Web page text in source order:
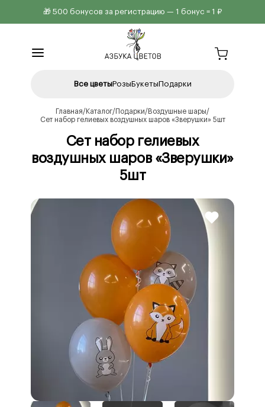
🎁 500 бонусов за регистрацию — 1 бонус = 1 ₽
Все цветыРозыБукетыПодарки
Главная Каталог Подарки
Воздушные шары
Сет набор гелиевых воздушных шаров «Зверушки» 5шт
Сет набор гелиевых
воздушных шаров «Зверушки»
5шт